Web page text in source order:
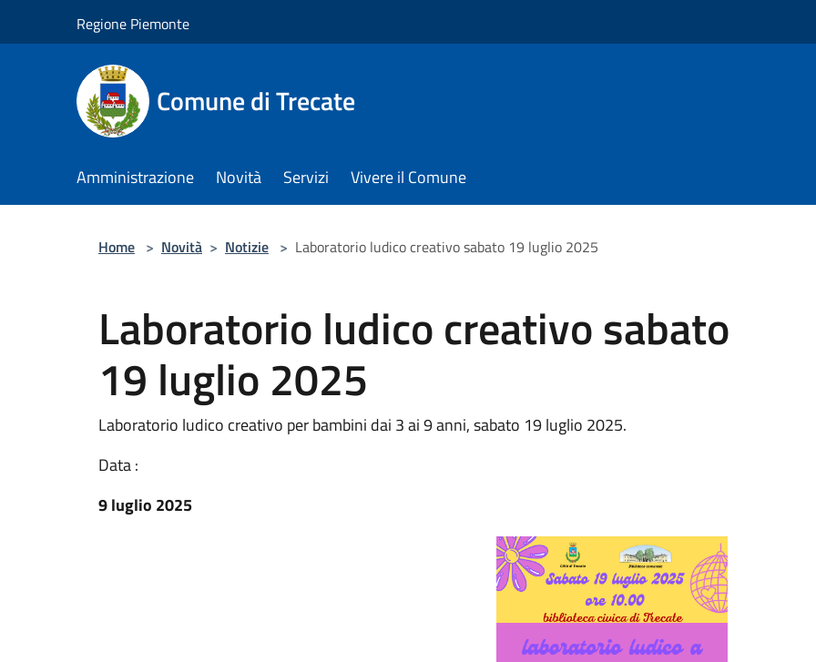
Regione Piemonte
Comune di Trecate
Amministrazione Novità Servizi Vivere il Comune
Home > Novità > Notizie > Laboratorio ludico creativo sabato 19 luglio 2025
Laboratorio ludico creativo sabato
19 luglio 2025
Laboratorio ludico creativo per bambini dai 3 ai 9 anni, sabato 19 luglio 2025.
Data :
9 luglio 2025